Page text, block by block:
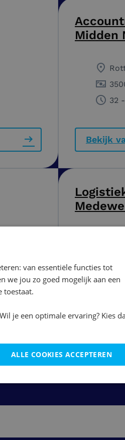
Midden
32
Bekijk
40
Bekijk
1 2 3...5
van essentiële functies tot
we jou zo goed mogelijk aan een
toestaat.
je een optimale ervaring? Kies
ALLE COOKIES ACCEPTEREN